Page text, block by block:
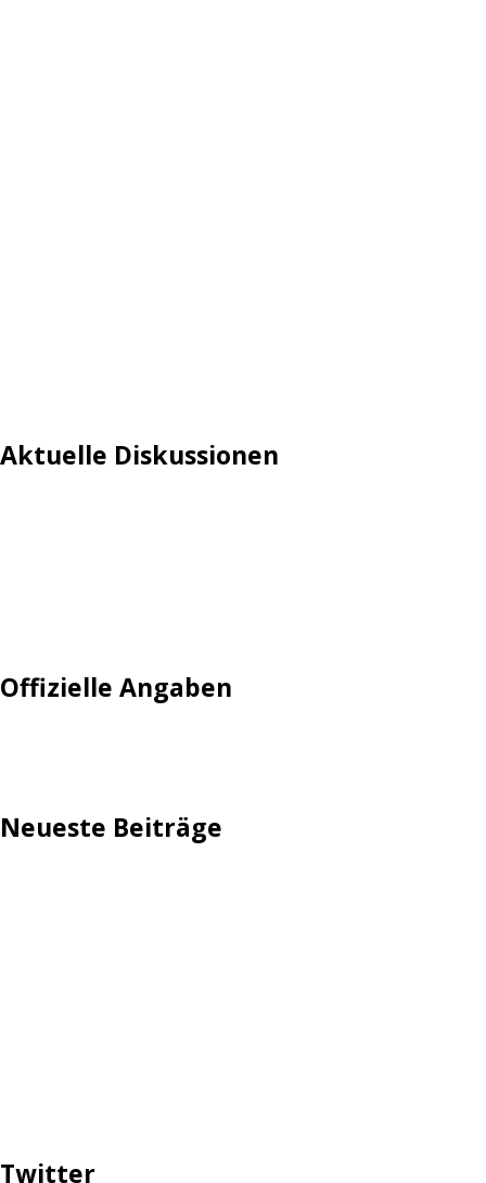
Aktuelle Diskussionen
Offizielle Angaben
Neueste Beiträge
Twitter